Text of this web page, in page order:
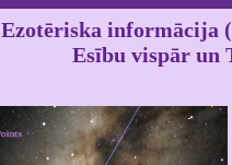
Ezotēriska informācija
Esību vispār un